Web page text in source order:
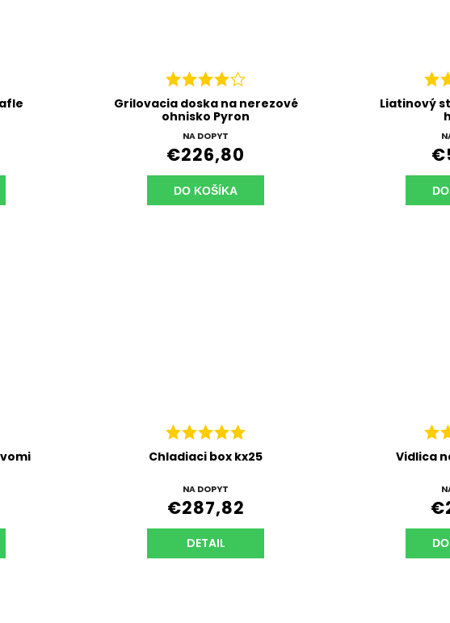
Grilovacia doska na nerezové
ohnisko Pyron
NA DOPYT
€226,80
DO KOŠÍKA
Liatinový
Chladiaci box kx25
NA DOPYT
€287,82
DETAIL
Vidlica